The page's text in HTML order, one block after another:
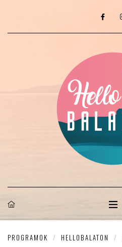
PROGRAMOK / HELLOBALATON /